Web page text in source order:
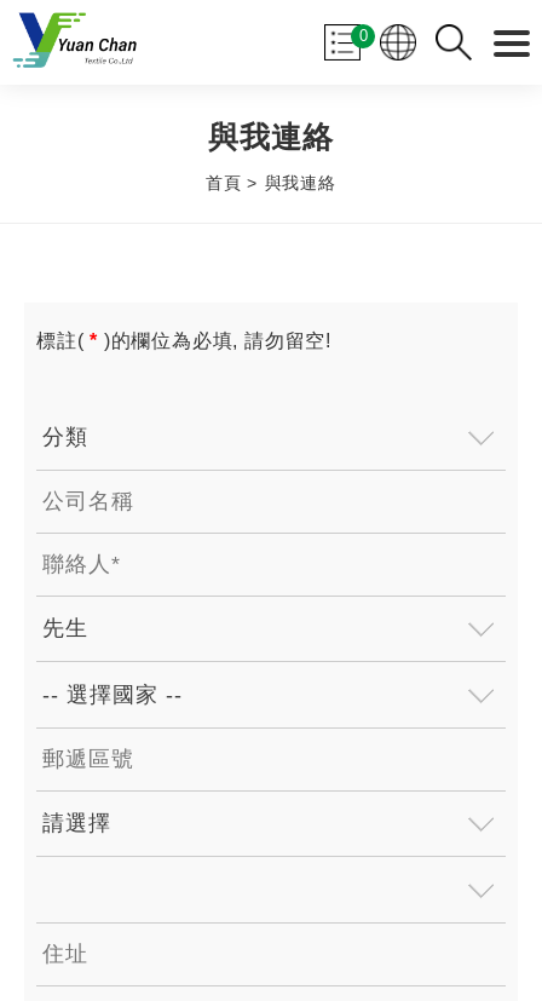
0
與我連絡
首頁 與我連絡
標註( * )的欄位為必填, 請勿留空!